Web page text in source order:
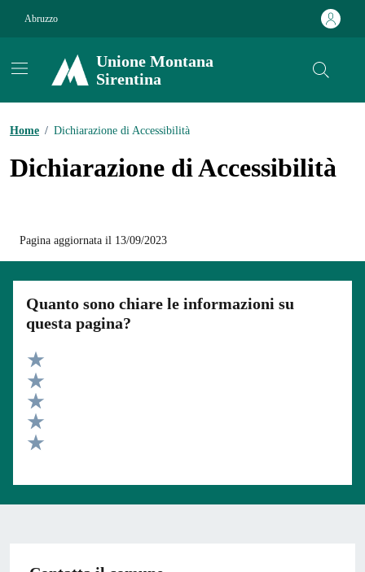
Abruzzo
Unione Montana
Sirentina
Home / Dichiarazione di Accessibilità
Dichiarazione di Accessibilità
Pagina aggiornata il 13/09/2023
Quanto sono chiare le informazioni su
questa pagina?
Valuta 5 stelle su 5
Valuta 4 stelle su 5
Valuta 3 stelle su 5
Valuta 2 stelle su 5